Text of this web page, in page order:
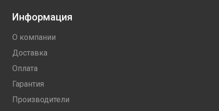
Информация
О компании
Доставка
Оплата
Гарантия
Производители